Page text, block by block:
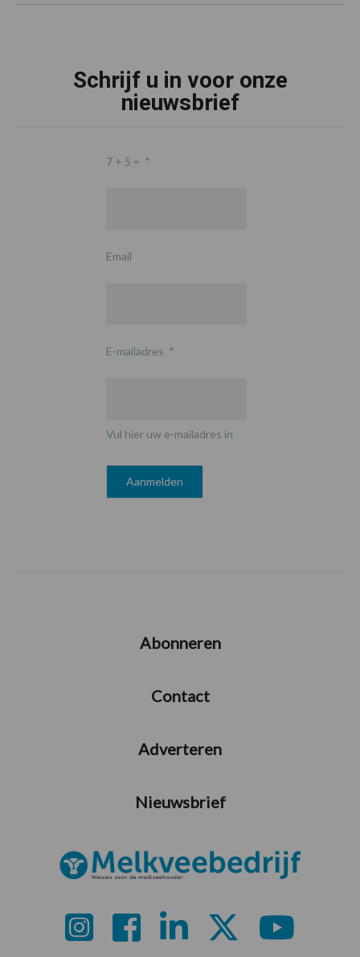
Schrijf u in voor onze
nieuwsbrief
7 + 5 = *
Email
E-mailadres *
Vul hier uw e-mailadres in
Abonneren
Contact
Adverteren
Nieuwsbrief